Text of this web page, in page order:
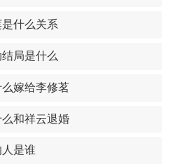
是什么关系
局是什么
么嫁给李修茗
么和祥云退婚
人是谁